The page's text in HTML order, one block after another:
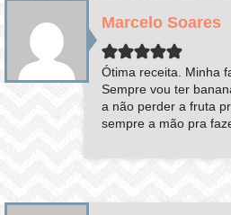
Marcelo Soares
Ótima receita. Minha
Sempre vou ter
a não perder a fruta
sempre a mão pra